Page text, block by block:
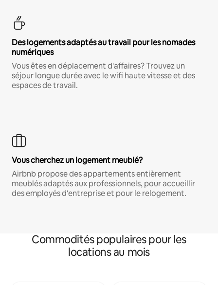
Des logements adaptés au travail pour les nomades
numériques
Vous êtes en déplacement d'affaires? Trouvez un
séjour longue durée avec le wifi haute vitesse et des
espaces de travail.
Vous cherchez un logement meublé?
Airbnb propose des appartements entièrement
meublés adaptés aux professionnels, pour accueillir
des employés d'entreprise et pour le relogement.
Commodités populaires pour les
locations au mois